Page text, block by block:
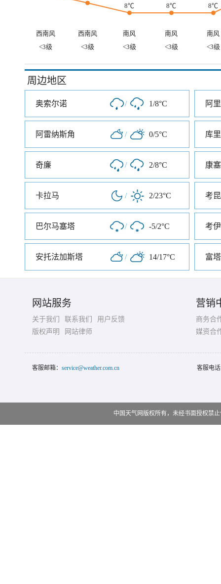
8℃
8℃ 8℃
西南风 西南风 南风 南风
南风
<3级
<3级 <3级 <3级 <3级
周边地区
奥索尔诺 / 1/8°C 阿
阿雷纳斯角 / 0/5°C 库
奇廉 / 2/8°C 康
卡拉马 / 2/23°C 考昆
巴尔马塞塔 / -5/2°C 考
安托法加斯塔 / 14/17°C 富
网站服务
关于我们 联系我们
用户反馈
版权声明
网站律师
营销
商务合
媒资合
客服邮箱： service@weather.com.cn 客服电
中国天气网版权所有，未经书面授权